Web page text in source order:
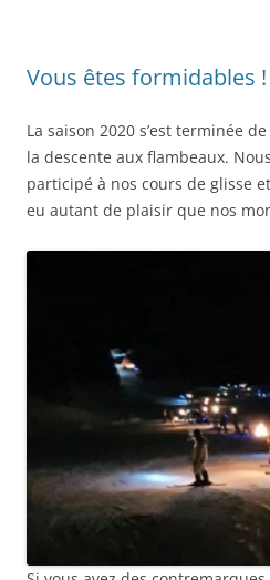
Vous êtes formidables !
La saison 2020 s’est terminée
la descente aux flambeaux.
participé à nos cours de glisse
eu autant de plaisir que nos